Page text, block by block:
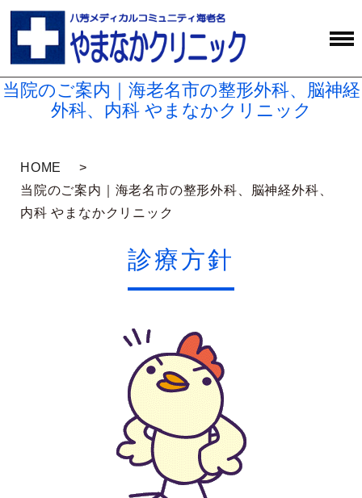
当院のご案内｜海老名市の整形外科、脳神経
外科、内科 やまなかクリニック
HOME
当院のご案内｜海老名市の整形外科、脳神経外科、
内科 やまなかクリニック
診療方針